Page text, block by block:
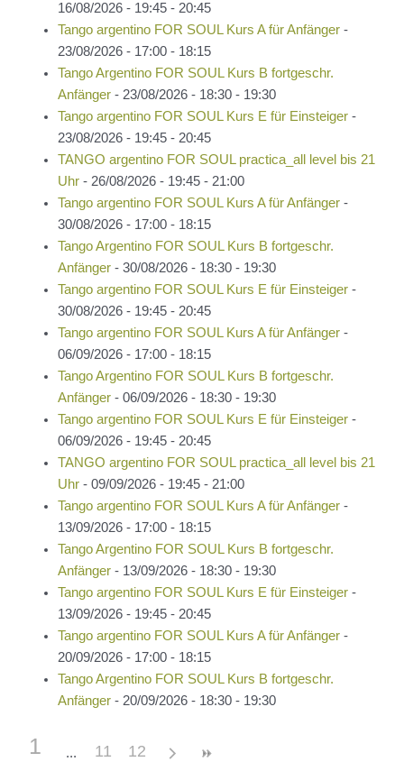
16/08/2026 - 19:45 - 20:45
Tango argentino FOR SOUL Kurs A für Anfänger-
23/08/2026 - 17:00 - 18:15
Tango Argentino FOR SOUL Kurs B fortgeschr.
Anfänger- 23/08/2026 - 18:30 - 19:30
Tango argentino FOR SOUL Kurs E für Einsteiger-
23/08/2026 - 19:45 - 20:45
TANGO argentino FOR SOUL practica_all level bis 21
Uhr- 26/08/2026 - 19:45 - 21:00
Tango argentino FOR SOUL Kurs A für Anfänger-
30/08/2026 - 17:00 - 18:15
Tango Argentino FOR SOUL Kurs B fortgeschr.
Anfänger- 30/08/2026 - 18:30 - 19:30
Tango argentino FOR SOUL Kurs E für Einsteiger-
30/08/2026 - 19:45 - 20:45
Tango argentino FOR SOUL Kurs A für Anfänger-
06/09/2026 - 17:00 - 18:15
Tango Argentino FOR SOUL Kurs B fortgeschr.
Anfänger- 06/09/2026 - 18:30 - 19:30
Tango argentino FOR SOUL Kurs E für Einsteiger-
06/09/2026 - 19:45 - 20:45
TANGO argentino FOR SOUL practica_all level bis 21
Uhr- 09/09/2026 - 19:45 - 21:00
Tango argentino FOR SOUL Kurs A für Anfänger-
13/09/2026 - 17:00 - 18:15
Tango Argentino FOR SOUL Kurs B fortgeschr.
Anfänger- 13/09/2026 - 18:30 - 19:30
Tango argentino FOR SOUL Kurs E für Einsteiger-
13/09/2026 - 19:45 - 20:45
Tango argentino FOR SOUL Kurs A für Anfänger-
20/09/2026 - 17:00 - 18:15
Tango Argentino FOR SOUL Kurs B fortgeschr.
Anfänger- 20/09/2026 - 18:30 - 19:30
1 11 12